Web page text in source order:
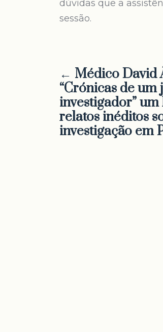
dúvidas que a
sessão.
← Médico David
“Crónicas de um
investigador”
relatos inéditos
investigação em